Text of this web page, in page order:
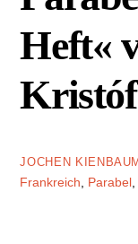
Heft«
Kristóf
JOCHEN
Frankreich
Parabel